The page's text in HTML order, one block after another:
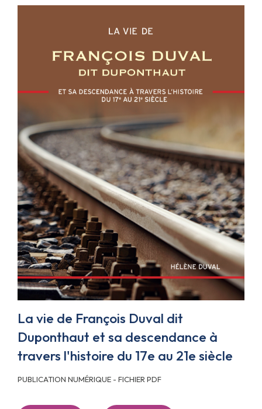
La vie de François Duval dit
Duponthaut et sa descendance à
travers l'histoire du 17e au 21e siècle
PUBLICATION NUMÉRIQUE - FICHIER PDF